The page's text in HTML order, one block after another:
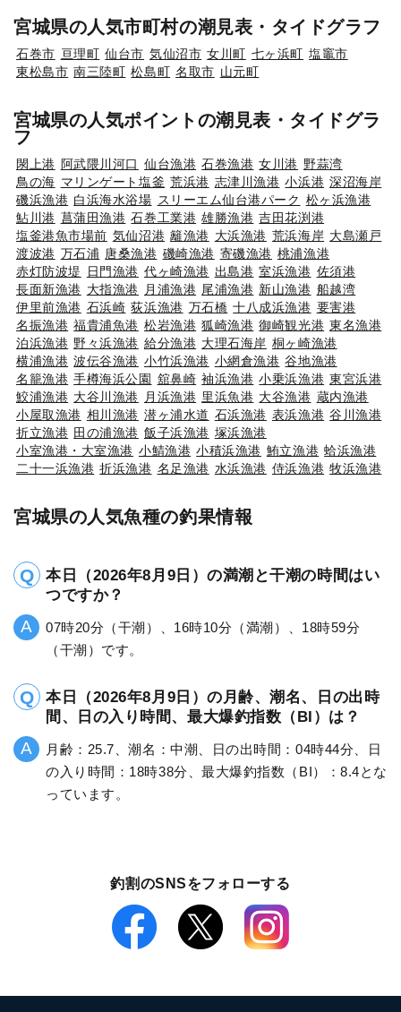
宮城県の人気市町村の潮見表・タイドグラフ
石巻市 亘理町 仙台市 気仙沼市 女川町 七ヶ浜町 塩竈市
東松島市 南三陸町 松島町 名取市 山元町
宮城県の人気ポイントの潮見表・タイドグラ
フ
閖上港 阿武隈川河口 仙台漁港 石巻漁港 女川港 野蒜湾
鳥の海 マリンゲート塩釜 荒浜港 志津川漁港 小浜港 深沼海岸
磯浜漁港 白浜海水浴場 スリーエム仙台港パーク 松ヶ浜漁港
鮎川港 菖蒲田漁港 石巻工業港 雄勝漁港 吉田花渕港
塩釜港魚市場前 気仙沼港 籬漁港 大浜漁港 荒浜海岸 大島瀬戸
渡波港 万石浦 唐桑漁港 磯崎漁港 寄磯漁港 桃浦漁港
赤灯防波堤
日門漁港 代ヶ崎漁港 出島港 室浜漁港 佐須港
長面新漁港 大指漁港 月浦漁港 尾浦漁港 新山漁港 船越湾
伊里前漁港 石浜崎 荻浜漁港 万石橋 十八成浜漁港 要害港
名振漁港 福貴浦魚港 松岩漁港 狐崎漁港 御崎観光港 東名漁港
泊浜漁港 野々浜漁港 給分漁港 大理石海岸 桐ヶ崎漁港
横浦漁港 波伝谷漁港 小竹浜漁港 小網倉漁港 谷地漁港
名籠漁港 手樽海浜公園 舘鼻崎 袖浜漁港 小乗浜漁港 東宮浜港
鮫浦漁港 大谷川漁港 月浜漁港 里浜魚港 大谷漁港 蔵内漁港
小屋取漁港 相川漁港 潜ヶ浦水道 石浜漁港 表浜漁港 谷川漁港
折立漁港 田の浦漁港 飯子浜漁港 塚浜漁港
小室漁港・大室漁港 小鯖漁港 小積浜漁港 鮪立漁港 蛤浜漁港
二十一浜漁港 折浜漁港 名足漁港 水浜漁港 侍浜漁港 牧浜漁港
宮城県の人気魚種の釣果情報
本日（2026年8月9日）の満潮と干潮の時間はい
つですか？
07時20分（干潮）、16時10分（満潮）、18時59分
（干潮）です。
本日（2026年8月9日）の月齢、潮名、日の出時
間、日の入り時間、最大爆釣指数（BI）は？
月齢：25.7、潮名：中潮、日の出時間：04時44分、日
の入り時間：18時38分、最大爆釣指数（BI）：8.4とな
っています。
釣割のSNSをフォローする